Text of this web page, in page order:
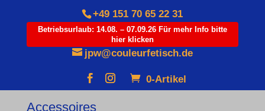
+49 151 70 65 22 31
Betriebsurlaub: 14.08. – 07.09.26 Für mehr Info bitte
hier klicken
jpw@couleurfetisch.de
0-Artikel
Products
Accessoires